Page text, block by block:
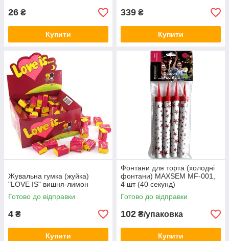
26 ₴
Купити
339 ₴
Купити
Жувальна гумка (жуйка)
"LOVE IS" вишня-лимон
Готово до відправки
4 ₴
Купити
Фонтани для торта (холодні
фонтани) MAXSEM MF-001,
4 шт (40 секунд)
Готово до відправки
102 ₴/упаковка
Купити